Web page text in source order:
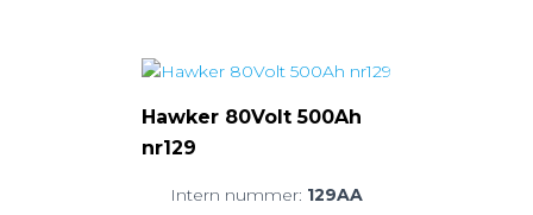
Hawker 80Volt 500Ah
nr129
Intern nummer: 129AA